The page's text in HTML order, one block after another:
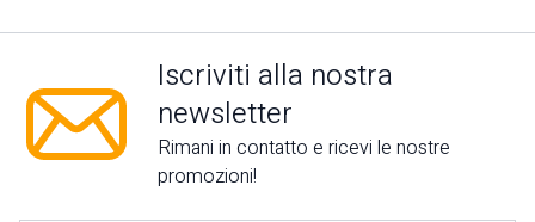
Iscriviti alla nostra
newsletter
Rimani in contatto e ricevi le nostre
promozioni!